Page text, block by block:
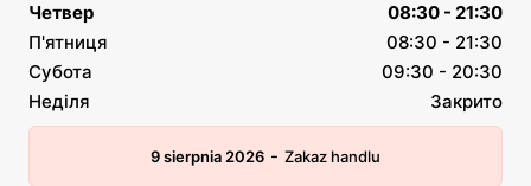
Четвер
08:30 - 21:30
П'ятниця
08:30 - 21:30
Субота
09:30 - 20:30
Неділя
Закрито
9 sierpnia 2026 - Zakaz handlu